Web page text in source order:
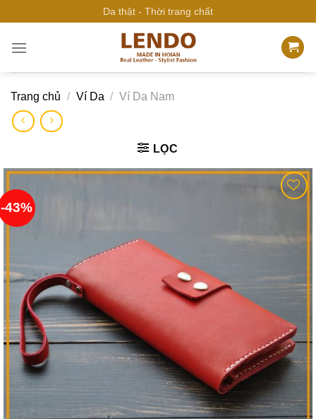
qua
nội
Da thật - Thời trang chất
Trang chủ / Ví Da / Ví Da Nam
LỌC
-43%